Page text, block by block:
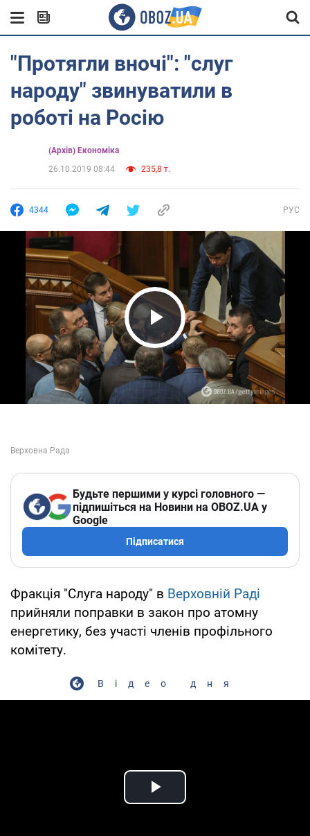
"Протягли вночі": "слуг
народу" звинуватили в
роботі на Росію
(Архів) Економіка
26.10.2019 08:44
235,8 т.
4344 РУС
Play Video
Будьте першими у курсі головного —
підпишіться на Новини на OBOZ.UA у
Google
Підписатися
Фракція "Слуга народу" в Верховній Раді
прийняли поправки в закон про атомну
енергетику, без участі членів профільного
комітету.
Відео дня
Play Video